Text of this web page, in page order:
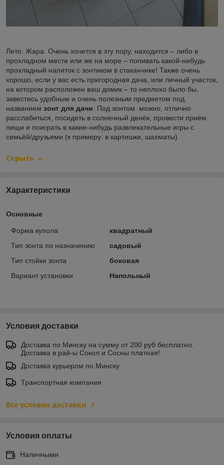
Лето. Жара. Очень хочется в эту пору, находится – либо в
прохладном месте или же на море – попивать какой-нибудь
прохладный напиток с зонтиком в стаканчике! Также очень
хорошо, если у вас есть пригородная дача, или личный участок,
на котором расположен ваш домик – то неплохо было бы,
завестись удобным и очень полезным предметом под
названием зонт для дачи . Под зонтом можно, отлично
расслабиться, посидеть в солнечный денёк, провести приём
пищи и поиграть в какие-нибудь развлекательные игры с
семьёй/друзьями (к примеру: в картишки, шахматы)
Скрыть
Характеристики
Основные
Форма купола
квадратный
Тип зонта по назначению
садовый
Тип стойки зонта
боковая
Вариант установки
Напольный
Условия доставки
Доставка по Минску на сумму от 200 руб бесплатно.
Доставка в рай-ы Сокол и Сосны платная!
Доставка курьером по Минску
Транспортная компания
Все условия доставки
Условия оплаты
Наличными